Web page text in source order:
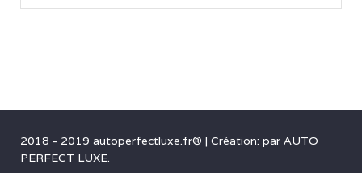
2018 - 2019 autoperfectluxe.fr® | Création: par AUTO
PERFECT LUXE